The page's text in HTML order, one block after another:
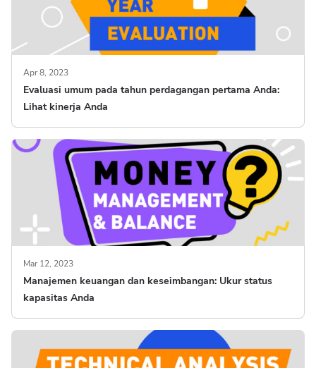
Apr 8, 2023
Evaluasi umum pada tahun perdagangan pertama Anda:
Lihat kinerja Anda
Mar 12, 2023
Manajemen keuangan dan keseimbangan: Ukur status
kapasitas Anda